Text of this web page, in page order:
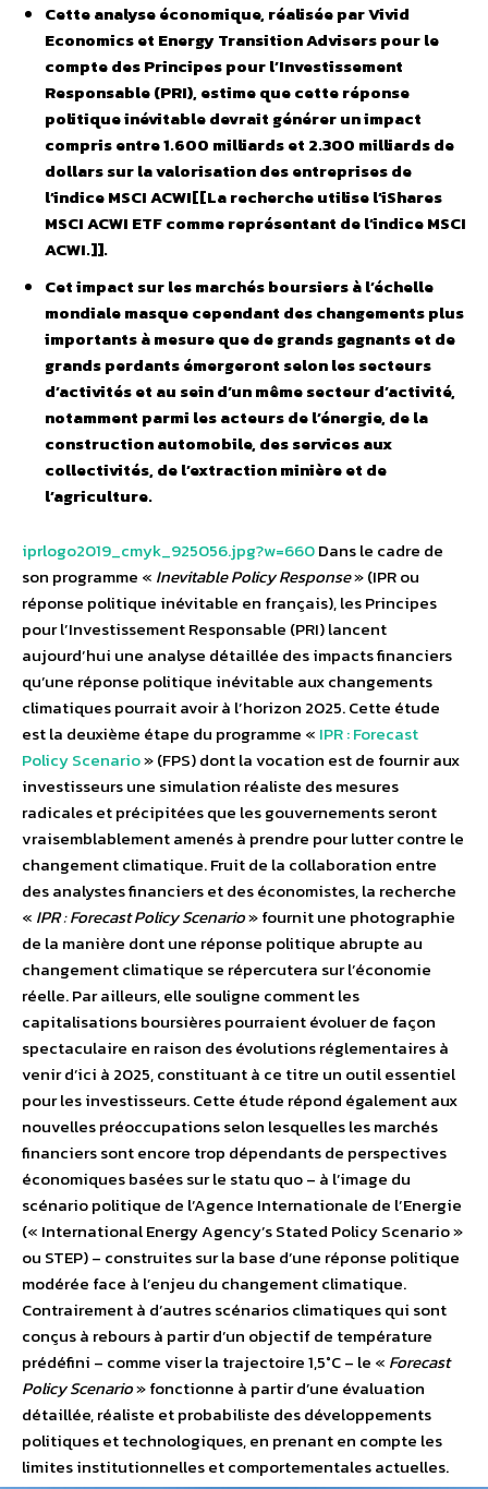
Cette analyse économique, réalisée par Vivid
Economics et Energy Transition Advisers pour le
compte des Principes pour l’Investissement
Responsable (PRI), estime que cette réponse
politique inévitable devrait générer un impact
compris entre 1.600 milliards et 2.300 milliards de
dollars sur la valorisation des entreprises de
l’indice MSCI ACWI[[La recherche utilise l’iShares
MSCI ACWI ETF comme représentant de l’indice MSCI
ACWI.]].
Cet impact sur les marchés boursiers à l’échelle
mondiale masque cependant des changements plus
importants à mesure que de grands gagnants et de
grands perdants émergeront selon les secteurs
d’activités et au sein d’un même secteur d’activité,
notamment parmi les acteurs de l’énergie, de la
construction automobile, des services aux
collectivités, de l’extraction minière et de
l’agriculture.
iprlogo2019_cmyk_925056.jpg?w=660Dans le cadre de
son programme « Inevitable Policy Response» (IPR ou
réponse politique inévitable en français), les Principes
pour l’Investissement Responsable (PRI) lancent
aujourd’hui une analyse détaillée des impacts financiers
qu’une réponse politique inévitable aux changements
climatiques pourrait avoir à l’horizon 2025. Cette étude
est la deuxième étape du programme « IPR : Forecast
Policy Scenario» (FPS) dont la vocation est de fournir aux
investisseurs une simulation réaliste des mesures
radicales et précipitées que les gouvernements seront
vraisemblablement amenés à prendre pour lutter contre le
changement climatique. Fruit de la collaboration entre
des analystes financiers et des économistes, la recherche
« IPR : Forecast Policy Scenario» fournit une photographie
de la manière dont une réponse politique abrupte au
changement climatique se répercutera sur l’économie
réelle. Par ailleurs, elle souligne comment les
capitalisations boursières pourraient évoluer de façon
spectaculaire en raison des évolutions réglementaires à
venir d’ici à 2025, constituant à ce titre un outil essentiel
pour les investisseurs. Cette étude répond également aux
nouvelles préoccupations selon lesquelles les marchés
financiers sont encore trop dépendants de perspectives
économiques basées sur le statu quo – à l’image du
scénario politique de l’Agence Internationale de l’Energie
(« International Energy Agency’s Stated Policy Scenario »
ou STEP) – construites sur la base d’une réponse politique
modérée face à l’enjeu du changement climatique.
Contrairement à d’autres scénarios climatiques qui sont
conçus à rebours à partir d’un objectif de température
prédéfini – comme viser la trajectoire 1,5°C – le « Forecast
Policy Scenario» fonctionne à partir d’une évaluation
détaillée, réaliste et probabiliste des développements
politiques et technologiques, en prenant en compte les
limites institutionnelles et comportementales actuelles.